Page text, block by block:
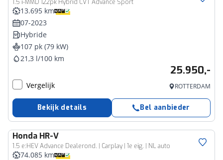
1.5 i-MMD 122pk Hybrid CVT Advance Sport
13.695 km
07-2023
Hybride
107 pk (79 kW)
21,3 l/100 km
25.950,-
Vergelijk ROTTERDAM
Bekijk details Bel aanbieder
Honda HR-V
1.5 e:HEV Advance Dealerond. | Carplay | 1e eig. | NL auto
74.085 km